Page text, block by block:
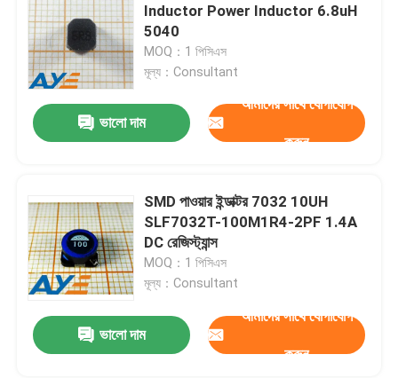
Inductor Power Inductor 6.8uH
5040
MOQ：1 পিসিএস
মূল্য：Consultant
ভালো দাম
আমাদের সাথে যোগাযোগ
করুন
SMD পাওয়ার ইন্ডাক্টর 7032 10UH
SLF7032T-100M1R4-2PF 1.4A
DC রেজিস্ট্যান্স
MOQ：1 পিসিএস
মূল্য：Consultant
ভালো দাম
আমাদের সাথে যোগাযোগ
করুন